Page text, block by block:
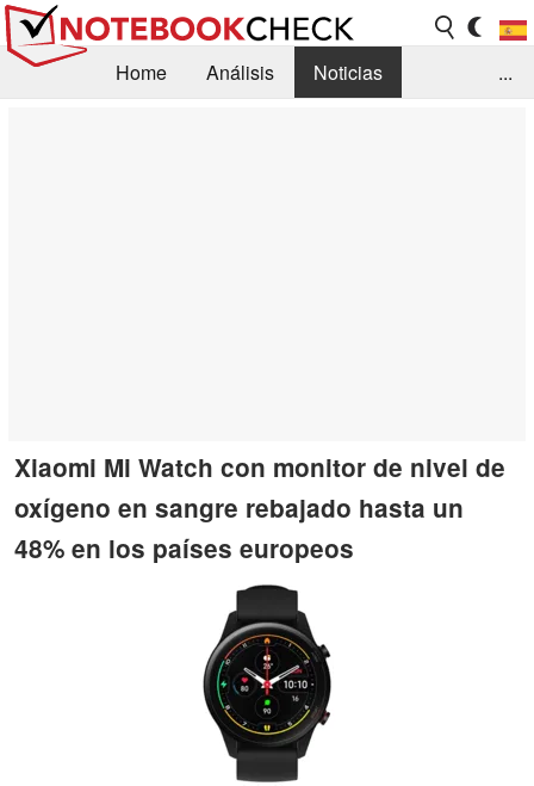
Home Análisis
Noticias
...
Xiaomi Mi Watch con monitor de nivel de
oxígeno en sangre rebajado hasta un
48% en los países europeos